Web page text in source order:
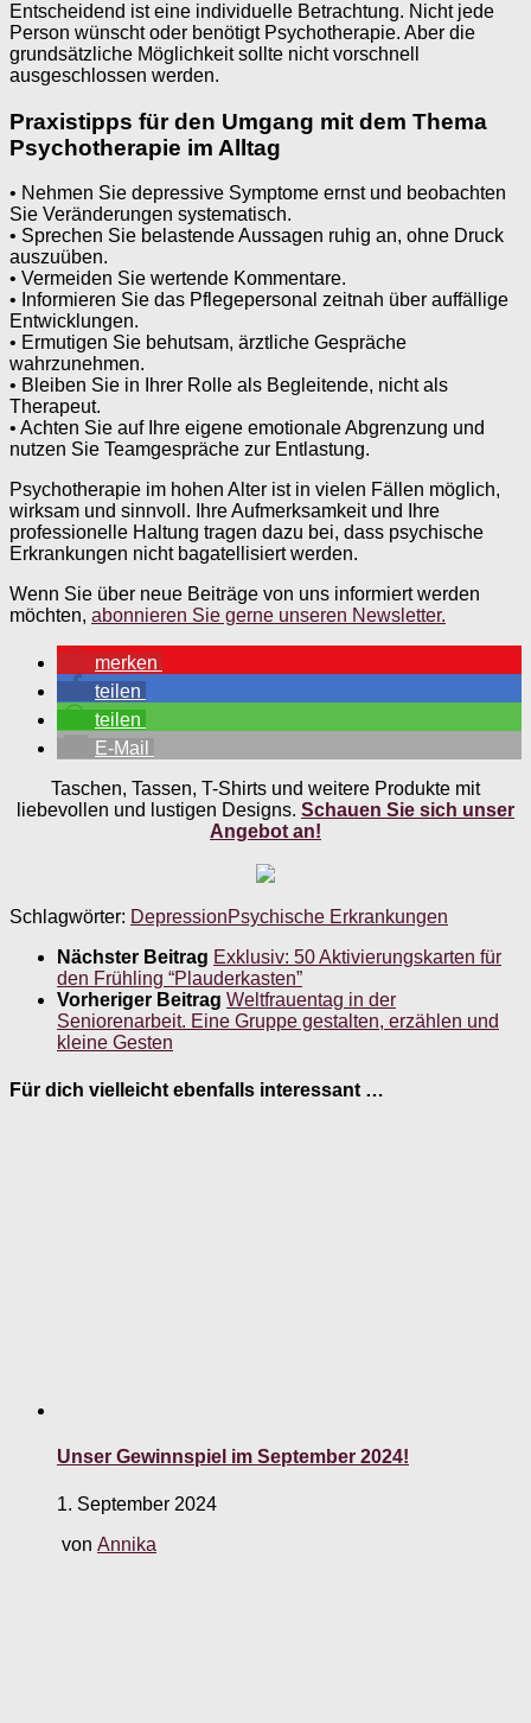
Entscheidend ist eine individuelle Betrachtung. Nicht jede
Person wünscht oder benötigt Psychotherapie. Aber die
grundsätzliche Möglichkeit sollte nicht vorschnell
ausgeschlossen werden.
Praxistipps für den Umgang mit dem Thema
Psychotherapie im Alltag
• Nehmen Sie depressive Symptome ernst und beobachten
Sie Veränderungen systematisch.
• Sprechen Sie belastende Aussagen ruhig an, ohne Druck
auszuüben.
• Vermeiden Sie wertende Kommentare.
• Informieren Sie das Pflegepersonal zeitnah über auffällige
Entwicklungen.
• Ermutigen Sie behutsam, ärztliche Gespräche
wahrzunehmen.
• Bleiben Sie in Ihrer Rolle als Begleitende, nicht als
Therapeut.
• Achten Sie auf Ihre eigene emotionale Abgrenzung und
nutzen Sie Teamgespräche zur Entlastung.
Psychotherapie im hohen Alter ist in vielen Fällen möglich,
wirksam und sinnvoll. Ihre Aufmerksamkeit und Ihre
professionelle Haltung tragen dazu bei, dass psychische
Erkrankungen nicht bagatellisiert werden.
Wenn Sie über neue Beiträge von uns informiert werden
möchten, abonnieren Sie gerne unseren Newsletter.
merken
teilen
teilen
E-Mail
Taschen, Tassen, T-Shirts und weitere Produkte mit
liebevollen und lustigen Designs. Schauen Sie sich unser
Angebot an!
Schlagwörter: DepressionPsychische Erkrankungen
Nächster Beitrag Exklusiv: 50 Aktivierungskarten für
den Frühling “Plauderkasten”
Vorheriger Beitrag Weltfrauentag in der
Seniorenarbeit. Eine Gruppe gestalten, erzählen und
kleine Gesten
Für dich vielleicht ebenfalls interessant …
Unser Gewinnspiel im September 2024!
1. September 2024
von Annika